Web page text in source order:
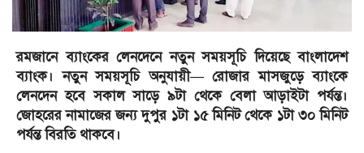
রমজানে ব্যাংকের লেনদেনে নতুন সময়সূচি দিয়েছে বাংলাদেশ
ব্যাংক। নতুন সময়সূচি অনুযায়ী— রোজার মাসজুড়ে ব্যাংকে
লেনদেন হবে সকাল সাড়ে ৯টা থেকে বেলা আড়াইটা পর্যন্ত।
জোহরের নামাজের জন্য দুপুর ১টা ১৫ মিনিট থেকে ১টা ৩০ মিনিট
পর্যন্ত বিরতি থাকবে।